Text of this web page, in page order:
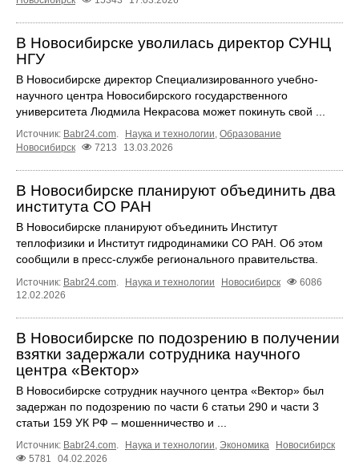
В Новосибирске уволилась директор СУНЦ
НГУ
В Новосибирске директор Специализированного учебно-
научного центра Новосибирского государственного
университета Людмила Некрасова может покинуть свой ...
Источник: Babr24.com. Наука и технологии, Образование
Новосибирск
7213 13.03.2026
В Новосибирске планируют объединить два
института СО РАН
В Новосибирске планируют объединить Институт
теплофизики и Институт гидродинамики СО РАН. Об этом
сообщили в пресс-службе регионального правительства.
Источник: Babr24.com. Наука и технологии Новосибирск
6086
12.02.2026
В Новосибирске по подозрению в получении
взятки задержали сотрудника научного
центра «Вектор»
В Новосибирске сотрудник научного центра «Вектор» был
задержан по подозрению по части 6 статьи 290 и части 3
статьи 159 УК РФ – мошенничество и ...
Источник: Babr24.com. Наука и технологии, Экономика
Новосибирск
5781
04.02.2026